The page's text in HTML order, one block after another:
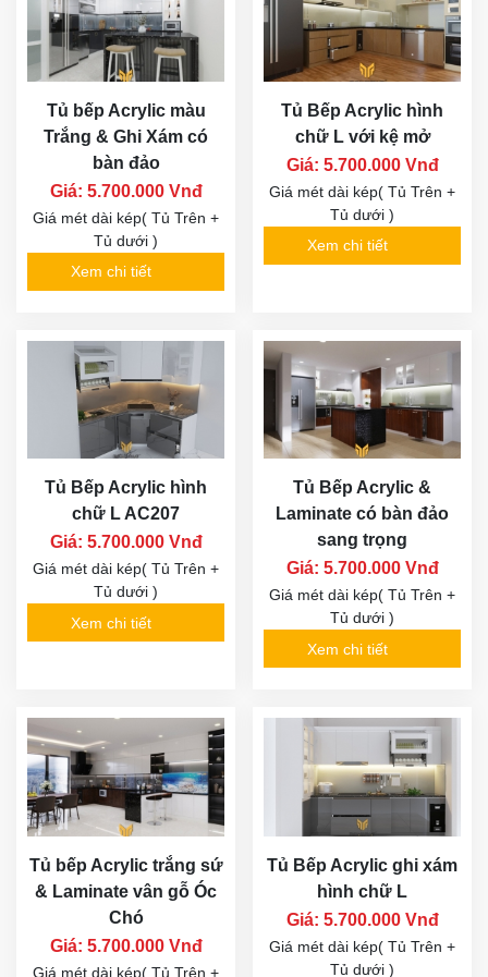
Tủ bếp Acrylic màu
Trắng & Ghi Xám có
bàn đảo
Giá: 5.700.000 Vnđ
Giá mét dài kép( Tủ Trên +
Tủ dưới )
Xem chi tiết
Tủ Bếp Acrylic hình
chữ L với kệ mở
Giá: 5.700.000 Vnđ
Giá mét dài kép( Tủ Trên +
Tủ dưới )
Xem chi tiết
Tủ Bếp Acrylic hình
chữ L AC207
Giá: 5.700.000 Vnđ
Giá mét dài kép( Tủ Trên +
Tủ dưới )
Xem chi tiết
Tủ Bếp Acrylic &
Laminate có bàn đảo
sang trọng
Giá: 5.700.000 Vnđ
Giá mét dài kép( Tủ Trên +
Tủ dưới )
Xem chi tiết
Tủ bếp Acrylic trắng sứ
& Laminate vân gỗ Óc
Chó
Giá: 5.700.000 Vnđ
Giá mét dài kép( Tủ Trên +
Tủ Bếp Acrylic ghi xám
hình chữ L
Giá: 5.700.000 Vnđ
Giá mét dài kép( Tủ Trên +
Tủ dưới )